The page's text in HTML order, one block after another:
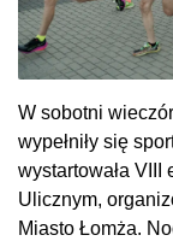
W sobotni
wypełniły się
wystartowała
Ulicznym,
Miasto Łomża.